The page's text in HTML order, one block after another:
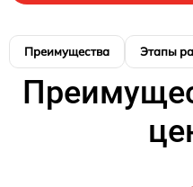
Преимущества Этапы